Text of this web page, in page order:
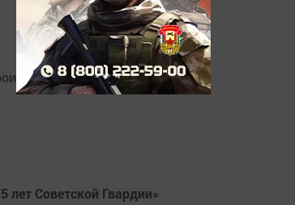
смертельная авария.
Советской Гвардии»